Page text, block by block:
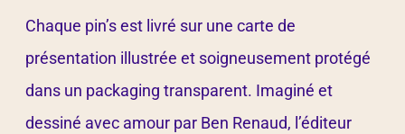
Chaque pin’s est livré sur une carte de
présentation illustrée et soigneusement protégé
dans un packaging transparent. Imaginé et
dessiné avec amour par Ben Renaud, l’éditeur